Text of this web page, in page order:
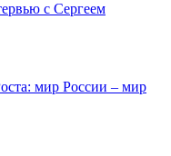
с Сергеем
мир России – мир